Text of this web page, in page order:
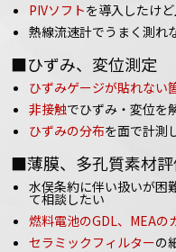
PIVソフトを導入したけ
熱線流速計でうまく測れ
■ひずみ、変位測定
ひずみゲージが貼れない
非接触でひずみ・変位を
ひずみの分布を面で計測
■薄膜、多孔質素材
水俣条約に伴い扱いが困
て相談したい
燃料電池のGDL、MEAの
セラミックフィルターの